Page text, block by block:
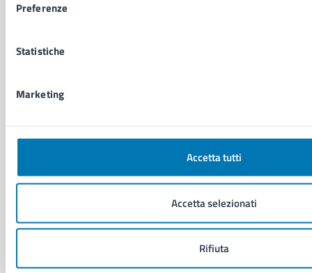
Preferenze
Statistiche
Marketing
Accetta tutti
Accetta selezionati
Rifiuta
Comunicati stampa del Consiglio Comunale
VIVERE IL COMUNE
Eventi
Comune di Napoli
Palazzo San Giacomo, Piazza Municipio - 80133
P. IVA: 01207650639
LEI: 8156007FF4DEB97ABA09